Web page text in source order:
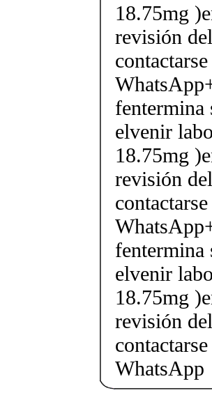
18.75mg
revisión
fentermina
elvenir
18.75mg
revisión
fentermina
elvenir
18.75mg
revisión
WhatsApp